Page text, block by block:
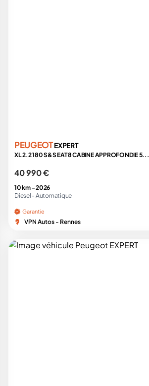
PEUGEOTEXPERT
XL 2.2 180 S&S EAT8 CABINE APPROFONDIE 5...
40 990 €
10 km -2026
Diesel - Automatique
Garantie
VPN Autos - Rennes